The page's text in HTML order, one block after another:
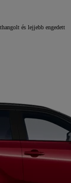
és lejjebb engedett